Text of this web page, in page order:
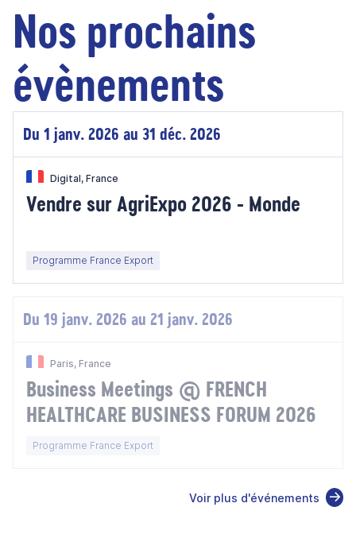
Nos prochains
évènements
Du 1 janv. 2026 au 31 déc. 2026
Digital, France
Vendre sur AgriExpo 2026 - Monde
Programme France Export
Du 19 janv. 2026 au 21 janv. 2026
Paris, France
Business Meetings @ FRENCH
HEALTHCARE BUSINESS FORUM 2026
Programme France Export
Voir plus d'événements